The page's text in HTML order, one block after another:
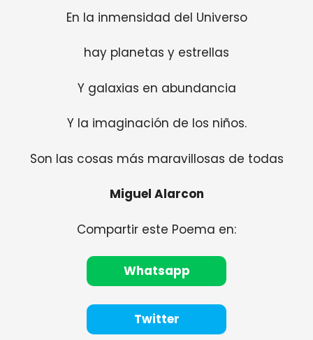
En la inmensidad del Universo
hay planetas y estrellas
Y galaxias en abundancia
Y la imaginación de los niños.
Son las cosas más maravillosas de todas
Miguel Alarcon
Compartir este Poema en:
Whatsapp
Twitter